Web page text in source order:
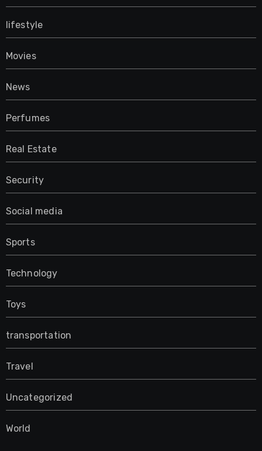
lifestyle
Movies
News
Perfumes
Real Estate
Security
Social media
Sports
Technology
Toys
transportation
Travel
Uncategorized
World